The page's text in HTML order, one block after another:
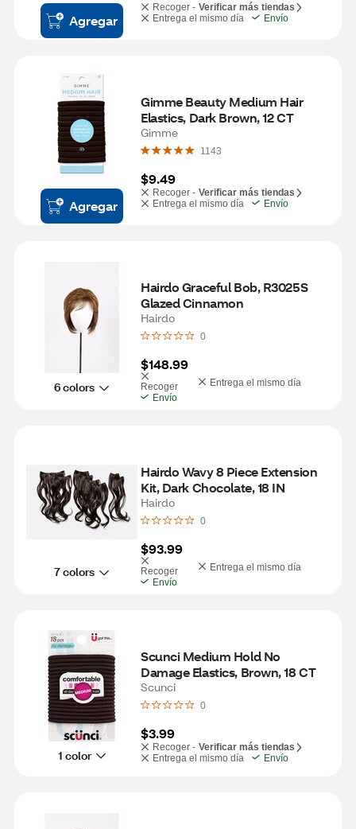
Agregar
Recoger - Verificar más tiendas
Entrega el mismo día
Envío
Agregar
Gimme Beauty Medium Hair
Elastics, Dark Brown, 12 CT
Gimme
1143
$9.49
Recoger - Verificar más tiendas
Entrega el mismo día
Envío
6 colors
Hairdo Graceful Bob, R3025S
Glazed Cinnamon
Hairdo
0
$148.99
Recoger
Entrega el mismo día
Envío
7 colors
Hairdo Wavy 8 Piece Extension
Kit, Dark Chocolate, 18 IN
Hairdo
0
$93.99
Recoger
Entrega el mismo día
Envío
1 color
Scunci Medium Hold No
Damage Elastics, Brown, 18 CT
Scunci
0
$3.99
Recoger - Verificar más tiendas
Entrega el mismo día
Envío